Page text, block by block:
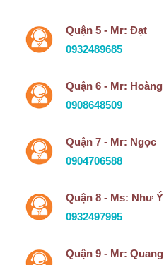
Quận 5 - Mr: Đạt
0932489685
Quận 6 - Mr: Hoàng
0908648509
Quận 7 - Mr: Ngọc
0904706588
Quận 8 - Ms: Như Ý
0932497995
Quận 9 - Mr: Quang